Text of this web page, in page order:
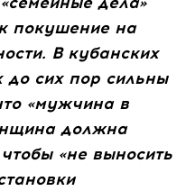
покушение на
В кубанских
до сих пор сильны
«мужчина в
должна
«не выносить